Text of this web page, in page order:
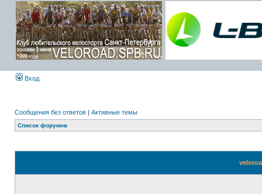
Вход
Сообщения без ответов | Активные темы
Список форумов